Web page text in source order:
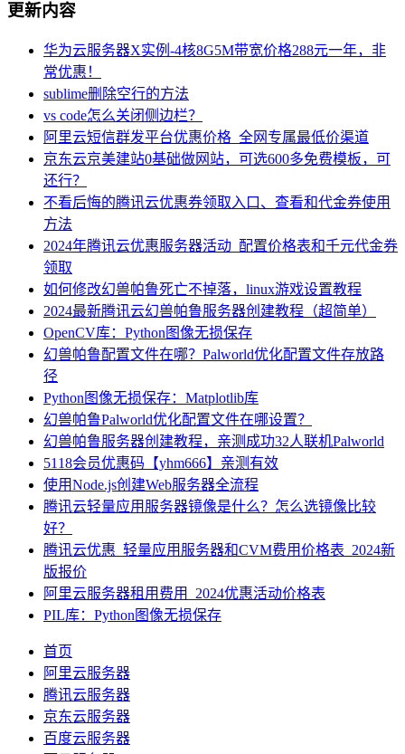
更新内容
华为云服务器X实例-4核8G5M带宽价格288元一年，非
常优惠！
sublime删除空行的方法
vs code怎么关闭侧边栏？
阿里云短信群发平台优惠价格_全网专属最低价渠道
京东云京美建站0基础做网站，可选600多免费模板，可
还行？
不看后悔的腾讯云优惠券领取入口、查看和代金券使用
方法
2024年腾讯云优惠服务器活动_配置价格表和千元代金券
领取
如何修改幻兽帕鲁死亡不掉落，linux游戏设置教程
2024最新腾讯云幻兽帕鲁服务器创建教程（超简单）
OpenCV库：Python图像无损保存
幻兽帕鲁配置文件在哪？Palworld优化配置文件存放路
径
Python图像无损保存：Matplotlib库
幻兽帕鲁Palworld优化配置文件在哪设置？
幻兽帕鲁服务器创建教程，亲测成功32人联机Palworld
5118会员优惠码【yhm666】亲测有效
使用Node.js创建Web服务器全流程
腾讯云轻量应用服务器镜像是什么？怎么选镜像比较
好？
腾讯云优惠_轻量应用服务器和CVM费用价格表_2024新
版报价
阿里云服务器租用费用_2024优惠活动价格表
PIL库：Python图像无损保存
首页
阿里云服务器
腾讯云服务器
京东云服务器
百度云服务器